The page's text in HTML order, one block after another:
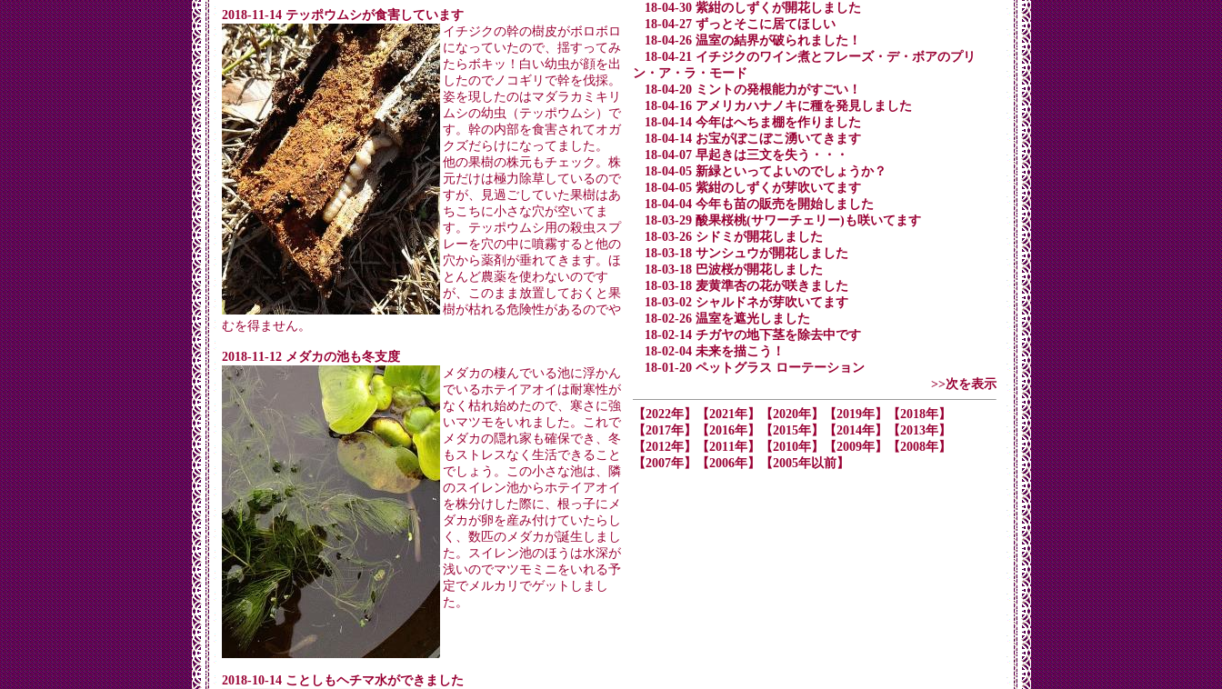
2018-11-14 テッポウムシが食害しています
イチジクの幹の樹皮がボロボロ
になっていたので、揺すってみ
たらボキッ！白い幼虫が顔を出
したのでノコギリで幹を伐採。
姿を現したのはマダラカミキリ
ムシの幼虫（テッポウムシ）で
す。幹の内部を食害されてオガ
クズだらけになってました。
他の果樹の株元もチェック。株
元だけは極力除草しているので
すが、見過ごしていた果樹はあ
ちこちに小さな穴が空いてま
す。テッポウムシ用の殺虫スプ
レーを穴の中に噴霧すると他の
穴から薬剤が垂れてきます。ほ
とんど農薬を使わないのです
が、このまま放置しておくと果
樹が枯れる危険性があるのでや
むを得ません。
2018-11-12 メダカの池も冬支度
メダカの棲んでいる池に浮かん
でいるホテイアオイは耐寒性が
なく枯れ始めたので、寒さに強
いマツモをいれました。これで
メダカの隠れ家も確保でき、冬
もストレスなく生活できること
でしょう。この小さな池は、隣
のスイレン池からホテイアオイ
を株分けした際に、根っ子にメ
ダカが卵を産み付けていたらし
く、数匹のメダカが誕生しまし
た。スイレン池のほうは水深が
浅いのでマツモミニをいれる予
定でメルカリでゲットしまし
た。
2018-10-14 ことしもヘチマ水ができました
18-04-30 紫紺のしずくが開花しました
18-04-27 ずっとそこに居てほしい
18-04-26 温室の結界が破られました！
18-04-21 イチジクのワイン煮とフレーズ・デ・ボアのプリ
ン・ア・ラ・モード
18-04-20 ミントの発根能力がすごい！
18-04-16 アメリカハナノキに種を発見しました
18-04-14 今年はへちま棚を作りました
18-04-14 お宝がぼこぼこ湧いてきます
18-04-07 早起きは三文を失う・・・
18-04-05 新緑といってよいのでしょうか？
18-04-05 紫紺のしずくが芽吹いてます
18-04-04 今年も苗の販売を開始しました
18-03-29 酸果桜桃(サワーチェリー)も咲いてます
18-03-26 シドミが開花しました
18-03-18 サンシュウが開花しました
18-03-18 巴波桜が開花しました
18-03-18 麦黄準杏の花が咲きました
18-03-02 シャルドネが芽吹いてます
18-02-26 温室を遮光しました
18-02-14 チガヤの地下茎を除去中です
18-02-04 未来を描こう！
18-01-20 ペットグラス ローテーション
>>次を表示
【2022年】 【2021年】 【2020年】 【2019年】
【2018年】
【2017年】
【2016年】 【2015年】 【2014年】
【2013年】
【2012年】
【2011年】 【2010年】 【2009年】
【2008年】
【2007年】
【2006年】 【2005年以前】